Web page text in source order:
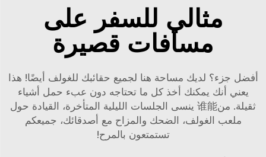
مثالي للسفر على
مسافات قصيرة
أفضل جزء؟ لديك مساحة هنا لجميع حقائبك للغولف أيضًا! هذا
يعني أنك يمكنك أخذ كل ما تحتاجه دون عبء حمل أشياء
ثقيلة. من谁能 ينسى الجلسات الليلية المتأخرة، القيادة حول
ملعب الغولف، الضحك والمزاح مع أصدقائك، جميعكم
تستمتعون بالمرح!